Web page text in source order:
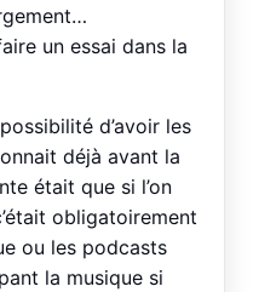
un essai dans la
d’avoir les
déjà avant la
était que si l’on
obligatoirement
ou les podcasts
la musique si